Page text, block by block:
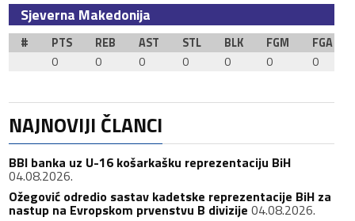
Sjeverna Makedonija
# PTS REB AST STL BLK FGM
FGA
0
0 0 0 0 0 0
NAJNOVIJI ČLANCI
BBI banka uz U-16 košarkašku reprezentaciju BiH
04.08.2026.
Ožegović odredio sastav kadetske reprezentacije BiH za
nastup na Evropskom prvenstvu B divizije 04.08.2026.